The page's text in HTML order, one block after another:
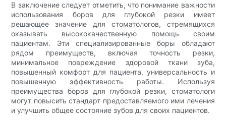
В заключение следует отметить, что понимание важности
использования боров для глубокой резки имеет
решающее значение для стоматологов, стремящихся
оказывать высококачественную помощь своим
пациентам. Эти специализированные боры обладают
рядом преимуществ, включая точность резки,
минимальное повреждение здоровой ткани зуба,
повышенный комфорт для пациента, универсальность и
повышенную эффективность работы. Используя
преимущества боров для глубокой резки, стоматологи
могут повысить стандарт предоставляемого ими лечения
и улучшить общее состояние зубов для своих пациентов.